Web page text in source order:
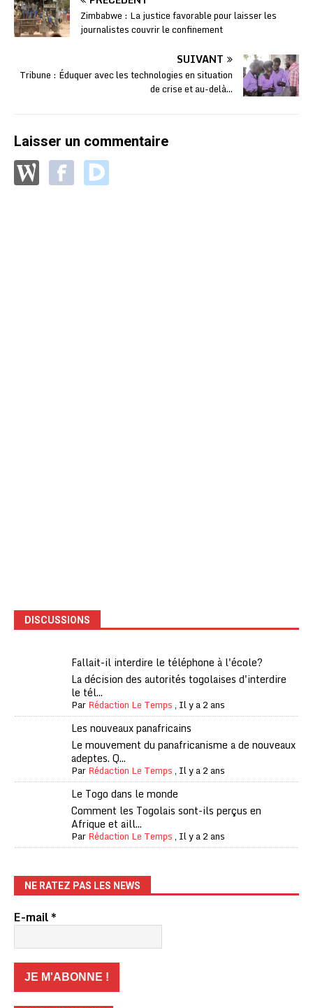
Zimbabwe : La justice favorable pour laisser les
journalistes couvrir le confinement
SUIVANT
Tribune : Éduquer avec les technologies en situation
de crise et au-delà…
Laisser un commentaire
DISCUSSIONS
Fallait-il interdire le téléphone à l'école?
La décision des autorités togolaises d'interdire
le tél...
ParRédaction Le Temps, Il y a 2 ans
Les nouveaux panafricains
Le mouvement du panafricanisme a de nouveaux
adeptes. Q...
ParRédaction Le Temps, Il y a 2 ans
Le Togo dans le monde
Comment les Togolais sont-ils perçus en
Afrique et aill...
ParRédaction Le Temps, Il y a 2 ans
NE RATEZ PAS LES NEWS
E-mail*